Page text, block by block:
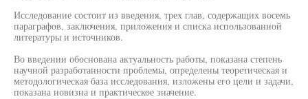
Исследование состоит из введения, трех глав, содержащих восемь
параграфов, заключения, приложения и списка использованной
литературы и источников.
Во введении обоснована актуальность работы, показана степень
научной разработанности проблемы, определены теоретическая и
методологическая база исследования, изложены его цели и задачи,
показана новизна и практическое значение.